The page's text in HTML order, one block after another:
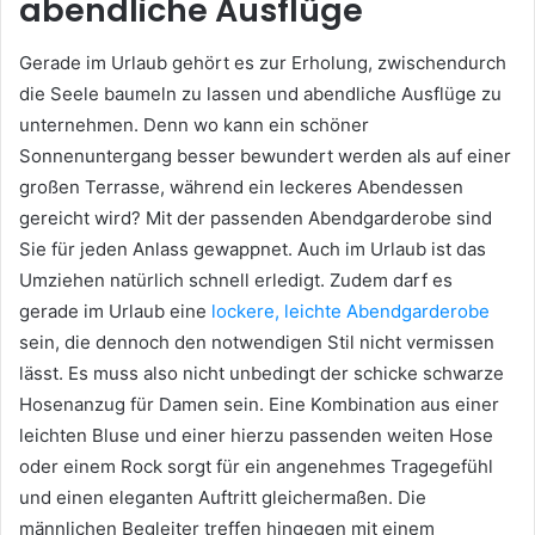
abendliche Ausflüge
Gerade im Urlaub gehört es zur Erholung, zwischendurch
die Seele baumeln zu lassen und abendliche Ausflüge zu
unternehmen. Denn wo kann ein schöner
Sonnenuntergang besser bewundert werden als auf einer
großen Terrasse, während ein leckeres Abendessen
gereicht wird? Mit der passenden Abendgarderobe sind
Sie für jeden Anlass gewappnet. Auch im Urlaub ist das
Umziehen natürlich schnell erledigt. Zudem darf es
gerade im Urlaub eine lockere, leichte Abendgarderobe
sein, die dennoch den notwendigen Stil nicht vermissen
lässt. Es muss also nicht unbedingt der schicke schwarze
Hosenanzug für Damen sein. Eine Kombination aus einer
leichten Bluse und einer hierzu passenden weiten Hose
oder einem Rock sorgt für ein angenehmes Tragegefühl
und einen eleganten Auftritt gleichermaßen. Die
männlichen Begleiter treffen hingegen mit einem